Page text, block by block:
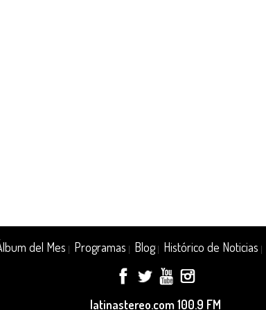
del Mes Programas Blog| Histórico de Noticias
latinastereo.com 100.9 FM